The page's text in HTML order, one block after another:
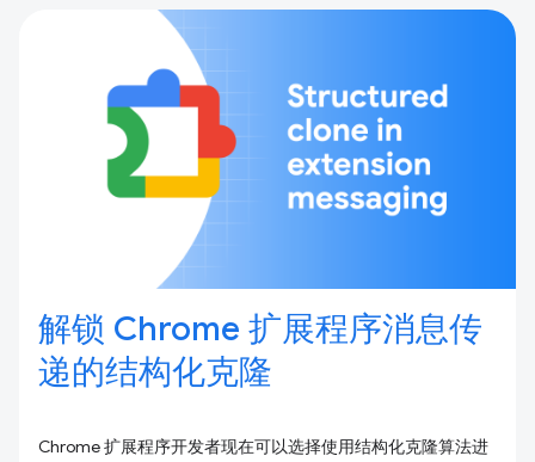
解锁 Chrome 扩展程序消息传
递的结构化克隆
Chrome 扩展程序开发者现在可以选择使用结构化克隆算法进